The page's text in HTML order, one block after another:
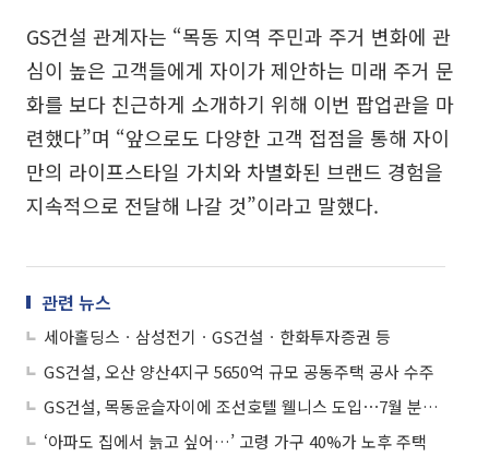
GS건설 관계자는 “목동 지역 주민과 주거 변화에 관
심이 높은 고객들에게 자이가 제안하는 미래 주거 문
화를 보다 친근하게 소개하기 위해 이번 팝업관을 마
련했다”며 “앞으로도 다양한 고객 접점을 통해 자이
만의 라이프스타일 가치와 차별화된 브랜드 경험을
지속적으로 전달해 나갈 것”이라고 말했다.
관련 뉴스
세아홀딩스ㆍ삼성전기ㆍGS건설ㆍ한화투자증권 등
GS건설, 오산 양산4지구 5650억 규모 공동주택 공사 수주
GS건설, 목동윤슬자이에 조선호텔 웰니스 도입⋯7월 분양 예정
‘아파도 집에서 늙고 싶어…’ 고령 가구 40%가 노후 주택